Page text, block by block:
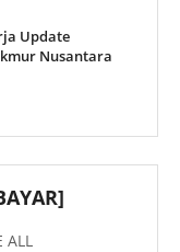
Update
Nusantara
ALL